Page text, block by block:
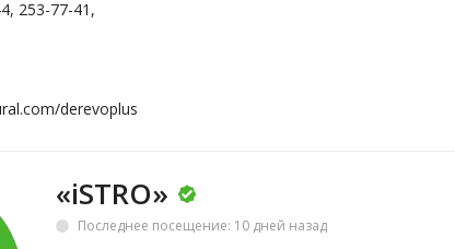
253-77-41,
derevoplus
«iSTRO»
Последнее посещение: 10 дней назад